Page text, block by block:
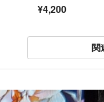
¥4,200
関